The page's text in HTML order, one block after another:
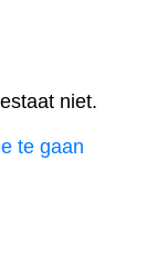
niet.
te gaan